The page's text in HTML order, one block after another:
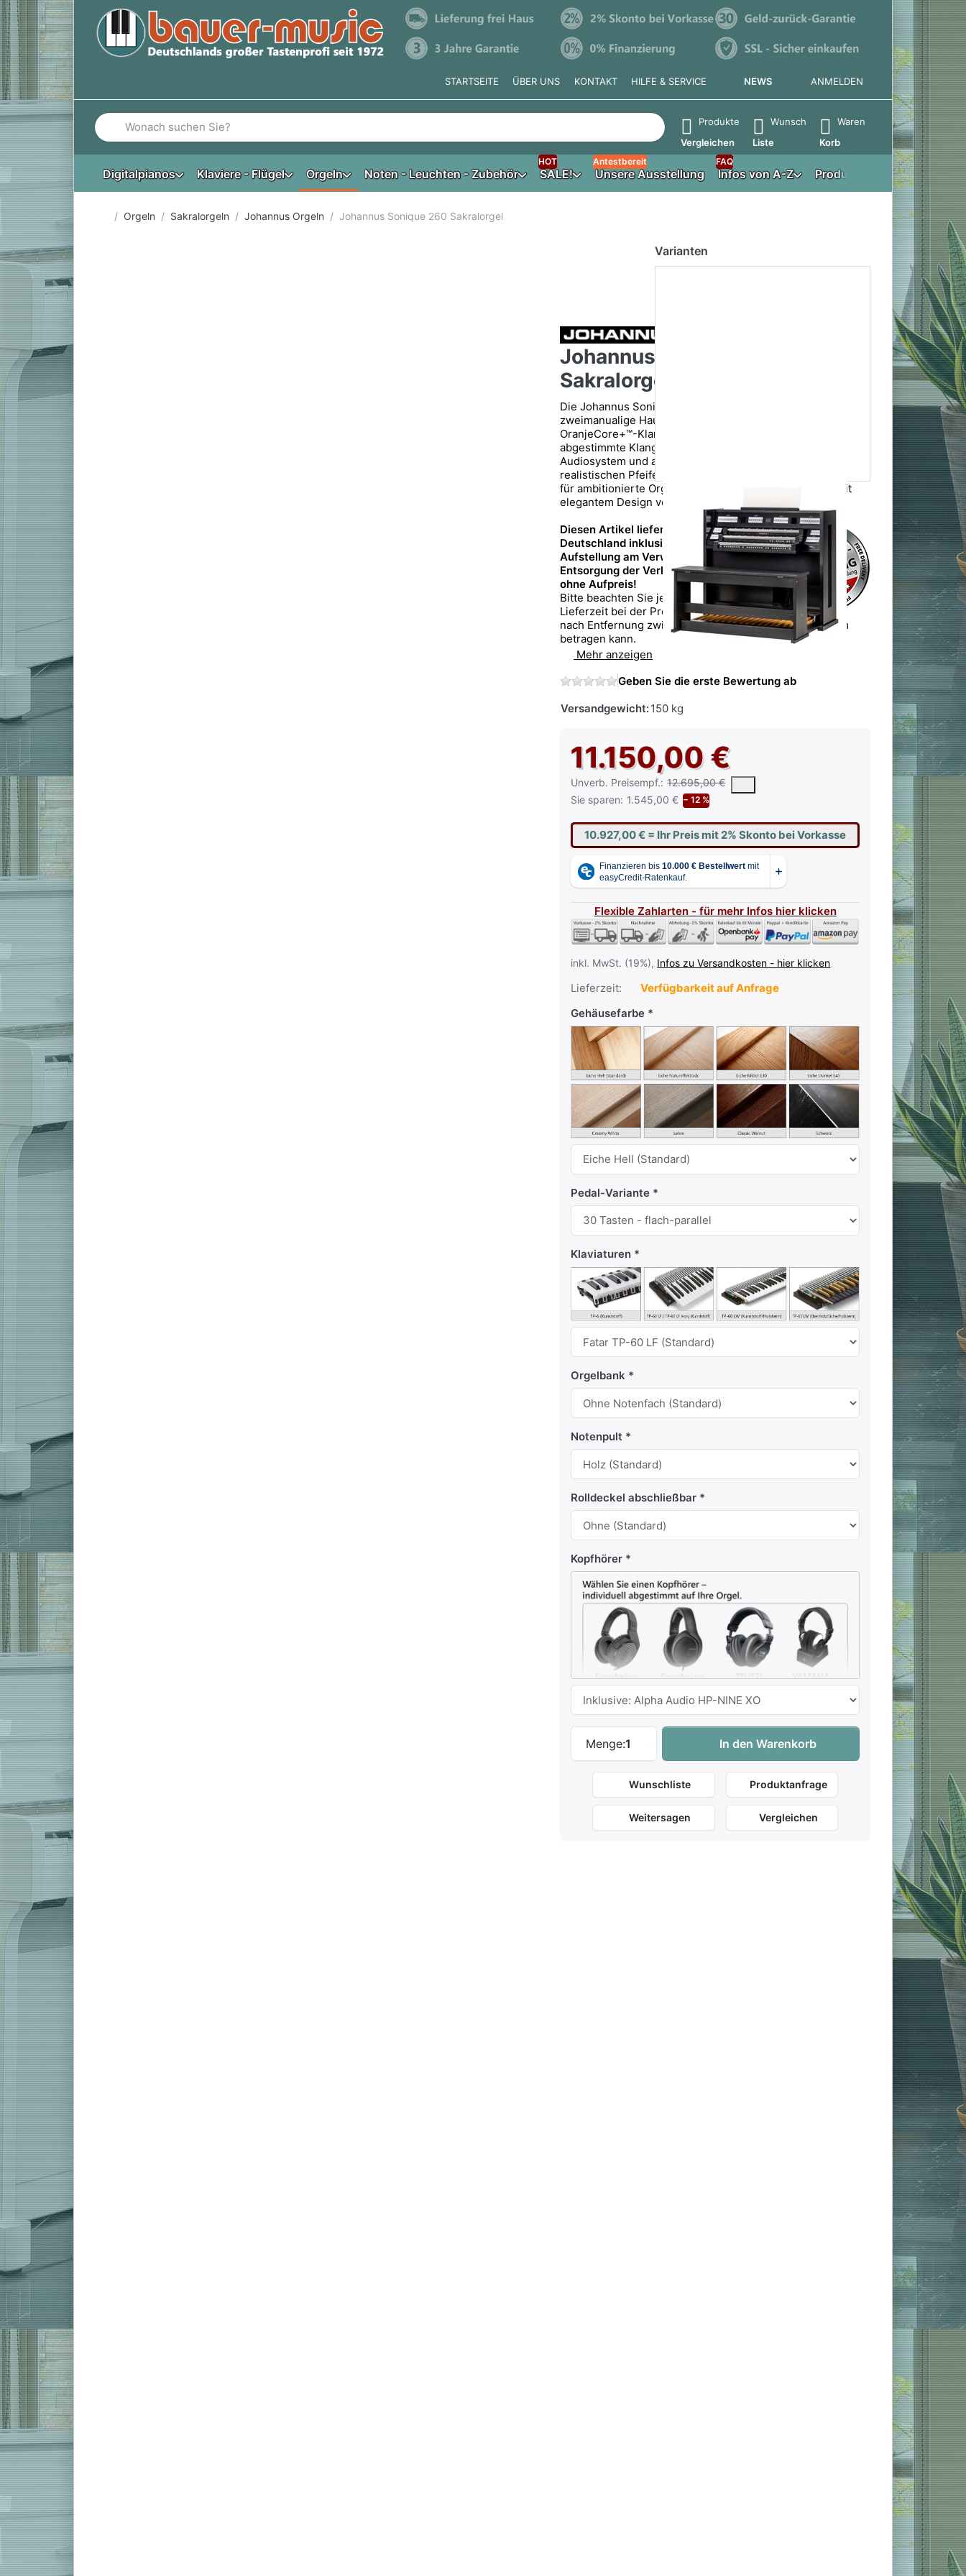
STARTSEITE ÜBER UNS KONTAKT HILFE & SERVICE NEWS ANMELDEN
Geben Sie einen Suchbegriff ein. Während Sie tippen, erscheinen automatisch erste Ergebnisse. Drücken Sie die Eingabetaste, um alle Ergebnisse aufzurufen.
Produkte
Vergleichen
Wunsch
Liste
Waren
Korb
Digitalpianos Klaviere - Flügel Orgeln Noten - Leuchten - Zubehör SALE!
HOT
Unsere Ausstellung
Antestbereit
Infos von A-Z
FAQ
Produktberater
Startseite
Orgeln Sakralorgeln Johannus Orgeln Johannus Sonique 260 Sakralorgel
Varianten
Johannus Sonique 260
Sakralorgel
Die Johannus Sonique 260 ist eine vielseitige
zweimanualige Hausorgel mit 37 Registern und moderner
OranjeCore+™-Klangtechnologie. Vier stilistisch
abgestimmte Klangcharaktere, ein kraftvolles 8.1-
Audiosystem und authentische Hallprogramme sorgen für
realistischen Pfeifenorgelklang im eigenen Zuhause. Ideal
für ambitionierte Organisten, die musikalische Vielfalt mit
elegantem Design verbinden möchten..
Diesen Artikel liefern wir Ihnen innerhalb
Deutschland inklusive Aufbau,
Aufstellung am Verwendungsort und
Entsorgung der Verkaufsverpackung
ohne Aufpreis!
Bitte beachten Sie jedoch, dass die
Lieferzeit bei der Premiumlieferung je
nach Entfernung zwischen 1-2 Wochen ab Versanddatum
betragen kann.
Mehr anzeigen
Geben Sie die erste Bewertung ab
Versandgewicht:150 kg
11.150,00 €
Unverb. Preisempf.: 12.695,00 €
Die UVP ist der vorgeschlagene oder empfohlene Verkaufspreis eines Produkts,
Sie sparen: 1.545,00 € − 12 %
10.927,00 € = Ihr Preis mit 2% Skonto bei Vorkasse
Flexible Zahlarten - für mehr Infos hier klicken
inkl. MwSt. (19%), Infos zu Versandkosten - hier klicken
Lieferzeit:
Verfügbarkeit auf Anfrage
Gehäusefarbe
Pedal-Variante
Klaviaturen
Orgelbank
Notenpult
Rolldeckel abschließbar
Kopfhörer
Eigenschaft Alpha-Audio HD 200 Pro HD 400 Pro
249 €: 179 €
Offen Geschlossen
Offen
120 Ohm
6-38kHz
240g
Menge:1
Johannus Sonique 260 Sakralorgel zu 11.150,00 €, Menge
In den Warenkorb
Wunschliste Produktanfrage
Weitersagen Vergleichen